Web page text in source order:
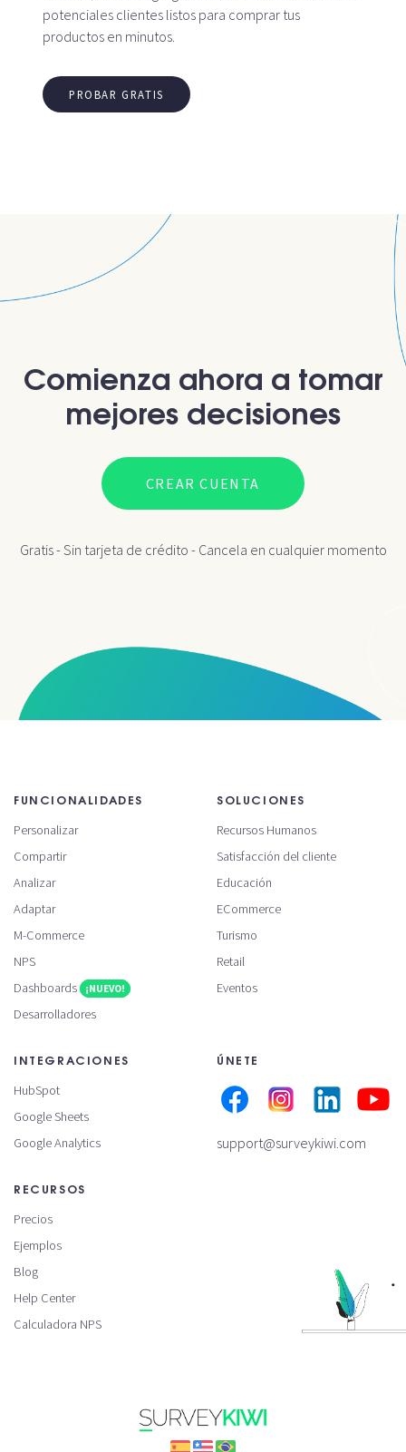
potenciales clientes listos para comprar tus
productos en minutos.
PROBAR GRATIS
Comienza ahora a tomar
mejores decisiones
CREAR CUENTA
Gratis - Sin tarjeta de crédito - Cancela en cualquier momento
FUNCIONALIDADES
Personalizar
Compartir
Analizar
Adaptar
M-Commerce
NPS
Dashboards
¡NUEVO!
Desarrolladores
SOLUCIONES
Recursos Humanos
Satisfacción del cliente
Educación
ECommerce
Turismo
Retail
Eventos
INTEGRACIONES
HubSpot
Google Sheets
Google Analytics
RECURSOS
Precios
Ejemplos
Blog
Help Center
Calculadora NPS
ÚNETE
support@surveykiwi.com